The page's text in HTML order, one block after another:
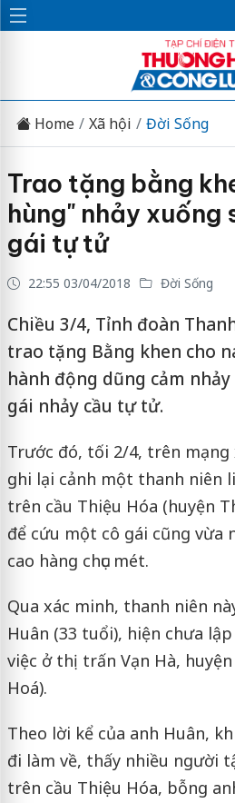
Home Xã hội Đời Sống
Trao tặng bằng
hùng" nhảy xuống
gái tự tử
22:55 03/04/2018 Đời Sống
Chiều 3/4, Tỉnh đoàn
trao tặng Bằng khen cho
hành động dũng cảm
gái nhảy cầu tự tử.
Trước đó, tối 2/4, trên mạng
ghi lại cảnh một thanh niên
trên cầu Thiệu Hóa (huyện
để cứu một cô gái cũng vừa
cao hàng chục mét.
Qua xác minh, thanh niên
Huân (33 tuổi), hiện chưa
việc ở thị trấn Vạn Hà,
Hoá).
Theo lời kể của anh Huân,
đi làm về, thấy nhiều người
trên cầu Thiệu Hóa, bỗng